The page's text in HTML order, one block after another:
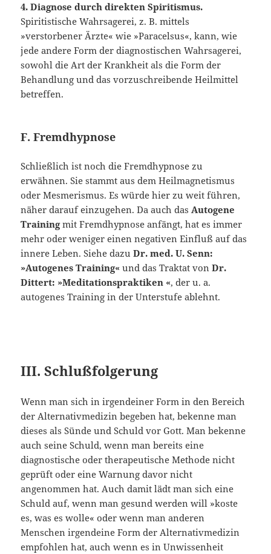
4. Diagnose durch direkten Spiritismus.
Spiritistische Wahrsagerei, z. B. mittels
»verstorbener Ärzte« wie »Paracelsus«, kann, wie
jede andere Form der diagnosti­schen Wahrsagerei,
sowohl die Art der Krankheit als die Form der
Behandlung und das vorzuschreibende Heilmittel
betreffen.
F. Fremdhypnose
Schließlich ist noch die Fremdhypnose zu
erwähnen. Sie stammt aus dem Heil­magnetismus
oder Mesmerismus. Es würde hier zu weit führen,
näher darauf ein­zugehen. Da auch dasAutogene
Trainingmit Fremdhypnose anfängt, hat es immer
mehr oder weniger einen negativen Einfluß auf das
innere Leben. Siehe dazu Dr. med. U. Senn:
»Autogenes Training« und das Traktat vonDr.
Dittert: »Medita­tionspraktiken «, der u. a.
autogenes Training in der Unterstufe ablehnt.
III. Schlußfolgerung
Wenn man sich in irgendeiner Form in den Bereich
der Alternativmedizin begeben hat, bekenne man
dieses als Sünde und Schuld vor Gott. Man bekenne
auch seine Schuld, wenn man bereits eine
diagnostische oder therapeutische Methode nicht
geprüft oder eine Warnung davor nicht
angenommen hat. Auch damit lädt man sich eine
Schuld auf, wenn man gesund werden will »koste
es, was es wolle« oder wenn man anderen
Menschen irgendeine Form der Alternativmedizin
empfohlen hat, auch wenn es in Unwissenheit